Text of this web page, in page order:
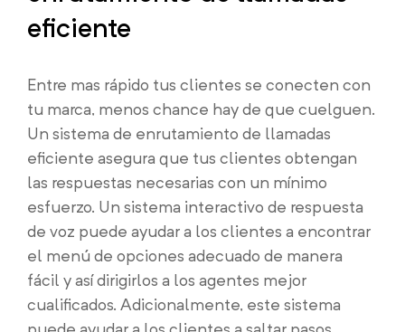
eficiente
Entre mas rápido tus clientes se conecten con
tu marca, menos chance hay de que cuelguen.
Un sistema de enrutamiento de llamadas
eficiente asegura que tus clientes obtengan
las respuestas necesarias con un mínimo
esfuerzo. Un sistema interactivo de respuesta
de voz puede ayudar a los clientes a encontrar
el menú de opciones adecuado de manera
fácil y así dirigirlos a los agentes mejor
cualificados. Adicionalmente, este sistema